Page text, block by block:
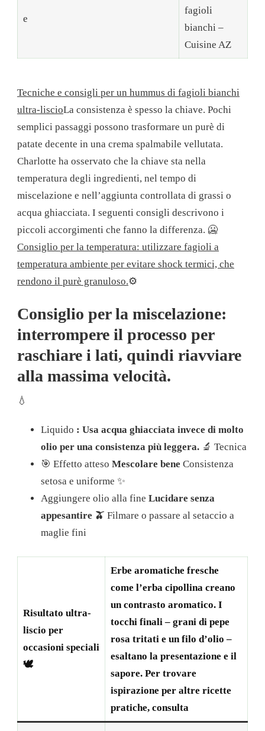
e
fagioli
bianchi –
Cuisine AZ
Tecniche e consigli per un hummus di fagioli bianchi
ultra-liscioLa consistenza è spesso la chiave. Pochi
semplici passaggi possono trasformare un purè di
patate decente in una crema spalmabile vellutata.
Charlotte ha osservato che la chiave sta nella
temperatura degli ingredienti, nel tempo di
miscelazione e nell’aggiunta controllata di grassi o
acqua ghiacciata. I seguenti consigli descrivono i
piccoli accorgimenti che fanno la differenza. 🥶
Consiglio per la temperatura: utilizzare fagioli a
temperatura ambiente per evitare shock termici, che
rendono il purè granuloso.⚙️
Consiglio per la miscelazione:
interrompere il processo per
raschiare i lati, quindi riavviare
alla massima velocità.
💧
Liquido : Usa acqua ghiacciata invece di molto
olio per una consistenza più leggera. 🔬 Tecnica
🎯 Effetto atteso Mescolare bene Consistenza
setosa e uniforme ✨
Aggiungere olio alla fine Lucidare senza
appesantire 🫒 Filmare o passare al setaccio a
maglie fini
Risultato ultra-
liscio per
occasioni speciali
🕊️
Erbe aromatiche fresche
come l’erba cipollina creano
un contrasto aromatico. I
tocchi finali – grani di pepe
rosa tritati e un filo d’olio –
esaltano la presentazione e il
sapore. Per trovare
ispirazione per altre ricette
pratiche, consulta